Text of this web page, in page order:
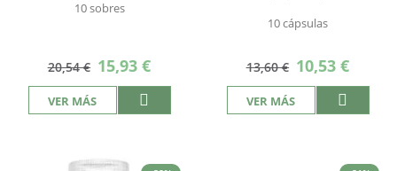
10 sobres
20,54 € Precio
especial
15,93 €
VER MÁS
10 cápsulas
13,60 € Precio
especial
10,53 €
VER MÁS